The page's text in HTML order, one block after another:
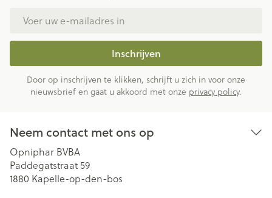
Inschrijven
Door op inschrijven te klikken, schrijft u zich in voor onze
nieuwsbrief en gaat u akkoord met onze privacy policy.
Neem contact met ons op
Opniphar BVBA
Paddegatstraat 59
1880 Kapelle-op-den-bos